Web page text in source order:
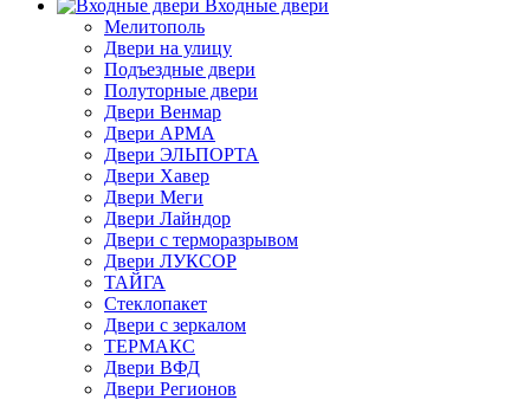
Входные двери
Мелитополь
Двери на улицу
Подъездные двери
Полуторные двери
Двери Венмар
Двери АРМА
Двери ЭЛЬПОРТА
Двери Хавер
Двери Меги
Двери Лайндор
Двери с терморазрывом
Двери ЛУКСОР
ТАЙГА
Стеклопакет
Двери с зеркалом
ТЕРМАКС
Двери ВФД
Двери Регионов